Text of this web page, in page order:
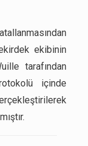
ekibinin
tarafından
içinde